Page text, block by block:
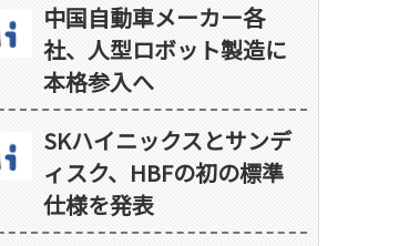
中国自動車メーカー各
社、人型ロボット製造に
本格参入へ
SKハイニックスとサンデ
ィスク、HBFの初の標準
仕様を発表